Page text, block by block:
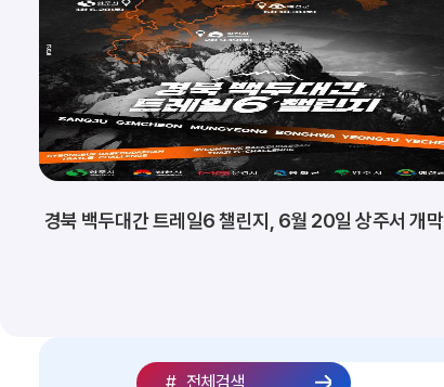
경북 백두대간 트레일6 챌린지, 6월 20일 상주서 개막
# 전체검색